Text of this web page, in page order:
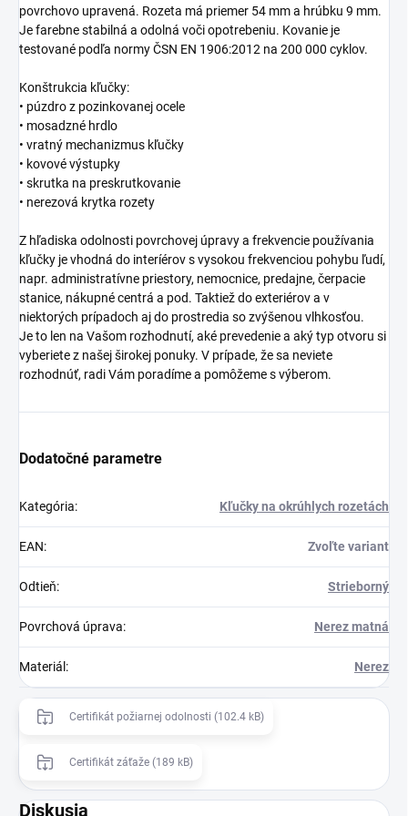
povrchovo upravená. Rozeta má priemer 54 mm a hrúbku 9 mm.
Je farebne stabilná a odolná voči opotrebeniu. Kovanie je
testované podľa normy ČSN EN 1906:2012 na 200 000 cyklov.
Konštrukcia kľučky:
• púzdro z pozinkovanej ocele
• mosadzné hrdlo
• vratný mechanizmus kľučky
• kovové výstupky
• skrutka na preskrutkovanie
• nerezová krytka rozety
Z hľadiska odolnosti povrchovej úpravy a frekvencie používania
kľučky je vhodná do interíérov s vysokou frekvenciou pohybu ľudí,
napr. administratívne priestory, nemocnice, predajne, čerpacie
stanice, nákupné centrá a pod. Taktiež do exteriérov a v
niektorých prípadoch aj do prostredia so zvýšenou vlhkosťou.
Je to len na Vašom rozhodnutí, aké prevedenie a aký typ otvoru si
vyberiete z našej širokej ponuky. V prípade, že sa neviete
rozhodnúť, radi Vám poradíme a pomôžeme s výberom.
Dodatočné parametre
Kategória: Kľučky na okrúhlych rozetách
EAN: Zvoľte variant
Odtieň: Strieborný
Povrchová úprava: Nerez matná
Materiál : Nerez
Certifikát požiarnej odolnosti (102.4 kB)
Certifikát záťaže (189 kB)
Diskusia